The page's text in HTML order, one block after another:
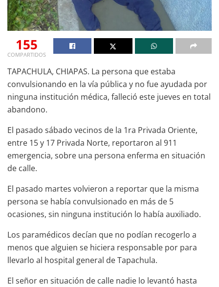
155
COMPARTIDOS
TAPACHULA, CHIAPAS. La persona que estaba
convulsionando en la vía pública y no fue ayudada por
ninguna institución médica, falleció este jueves en total
abandono.
El pasado sábado vecinos de la 1ra Privada Oriente,
entre 15 y 17 Privada Norte, reportaron al 911
emergencia, sobre una persona enferma en situación
de calle.
El pasado martes volvieron a reportar que la misma
persona se había convulsionado en más de 5
ocasiones, sin ninguna institución lo había auxiliado.
Los paramédicos decían que no podían recogerlo a
menos que alguien se hiciera responsable por para
llevarlo al hospital general de Tapachula.
El señor en situación de calle nadie lo levantó hasta